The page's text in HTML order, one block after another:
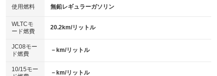
100V電源
：装備なし
センターデフロック
：装備なし
電動格納ミラー
：装備あり
バックカメラ
：装備あり
エアロ
：装備なし
：装備なし
パワーシート
ベンチシート
使用燃料 無鉛レギュラーガソリン
WLTCモ
ード燃費
20.2km/リットル
JC08モー
ド燃費
－km/リットル
10/15モー
－km/リットル